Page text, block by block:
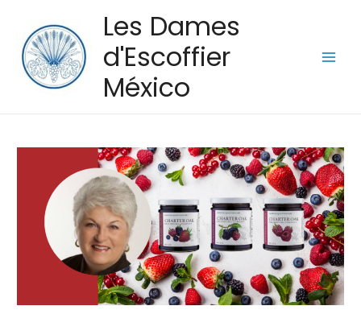
Les Dames
d'Escoffier
México